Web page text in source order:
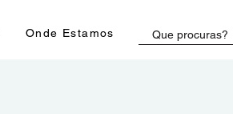
Onde Estamos